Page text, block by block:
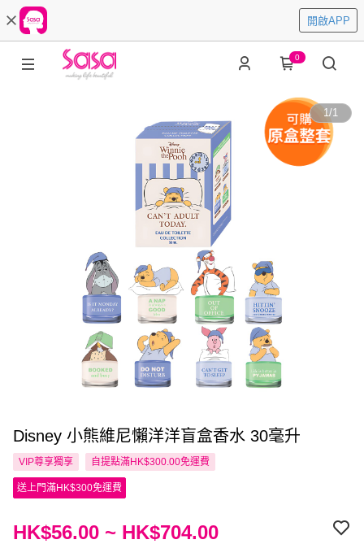
開啟APP
0
1/1
Disney 小熊維尼懶洋洋盲盒香水 30毫升
VIP尊享獨享 自提點滿HK$300.00免運費
送上門滿HK$300免運費
HK$56.00 ~ HK$704.00